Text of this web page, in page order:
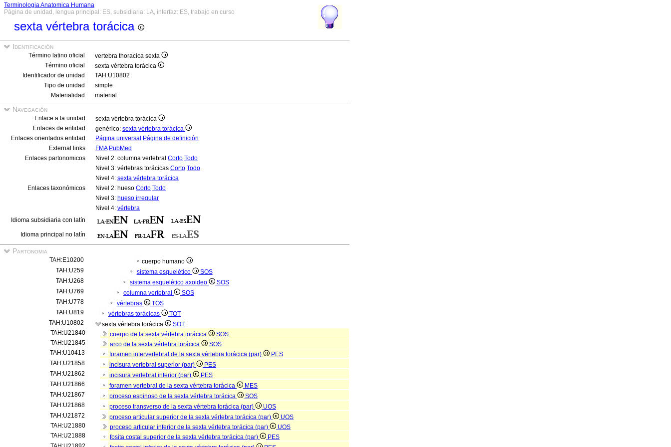
Terminologia Anatomica Humana
Página de unidad, lengua principal: ES, subsidiaria: LA, interfaz: ES, trabajo en curso
sexta vértebra torácica
Identificación
Término latino oficial
vertebra thoracica sexta
Término oficial
sexta vértebra torácica
Identificador de unidad
TAH:U10802
Tipo de unidad
simple
Materialidad
material
Navegación
Enlace a la unidad
sexta vértebra torácica
Enlaces de entidad
genérico: sexta vértebra torácica
Enlaces orientados entidad
Página universal Página de definición
External links
FMA PubMed
Enlaces partonomicos
Nivel 2: columna vertebral Corto Todo
Nivel 3: vértebras torácicas Corto Todo
Nivel 4: sexta vértebra torácica
Enlaces taxonómicos
Nivel 2: hueso Corto Todo
Nivel 3: hueso irregular
Nivel 4: vértebra
Idioma subsidiaria con latín
Idioma principal no latín
Partonomia
TAH:E10200
cuerpo humano
TAH:U259
sistema esquelético
SOS
TAH:U268
sistema esquelético axoideo
SOS
TAH:U769
columna vertebral
SOS
TAH:U778
vértebras
TOS
TAH:U819
vértebras torácicas
TOT
TAH:U10802
sexta vértebra torácica
SOT
TAH:U21840
cuerpo de la sexta vértebra torácica
SOS
TAH:U21845
arco de la sexta vértebra torácica
SOS
TAH:U10413
foramen intervertebral de la sexta vértebra torácica (par)
PES
TAH:U21858
incisura vertebral superior (par)
PES
TAH:U21862
incisura vertebral inferior (par)
PES
TAH:U21866
foramen vertebral de la sexta vértebra torácica
MES
TAH:U21867
proceso espinoso de la sexta vértebra torácica
SOS
TAH:U21868
proceso transverso de la sexta vértebra torácica (par)
UOS
TAH:U21872
proceso articular superior de la sexta vértebra torácica (par)
UOS
TAH:U21880
proceso articular inferior de la sexta vértebra torácica (par)
UOS
TAH:U21888
fosita costal superior de la sexta vértebra torácica (par)
PES